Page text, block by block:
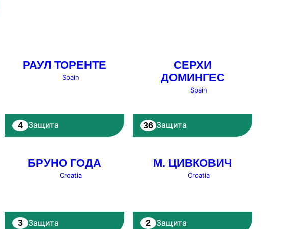
РАУЛ ТОРЕНТЕ
Spain
4 Защита
СЕРХИ
ДОМИНГЕС
Spain
36 Защита
БРУНО ГОДА
Croatia
3 Защита
М. ЦИВКОВИЧ
Croatia
2 Защита